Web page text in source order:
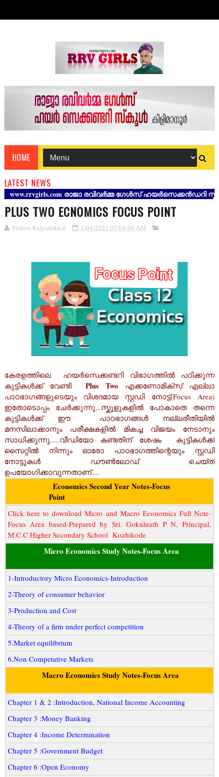
HOME
LATEST NEWS
രാജാ രവിവർമ്മ ഗേൾസ് ഹയർസെക്കൻഡറി
PLUS TWO ECNOMICS FOCUS POINT
Vishnu Kalpadakkal 1/04/2021 07:04:00 AM
കേരളത്തിലെ ഹയർസെക്കണ്ടറി വിഭാഗത്തിൽ പഠിക്കുന്ന
കുട്ടികൾക്ക് വേണ്ടി Plus Two എക്കണോമിക്‌സ് എല്ലാ
പാഠഭാഗങ്ങളുടെയും വിശദമായ സ്റ്റഡി നോട്ട്(Focus Area)
ഇതോടൊപ്പം ചേർക്കുന്നു...സ്കൂളുകളിൽ പോകാതെ തന്നെ
കുട്ടികൾക്ക് ഈ പാഠഭാഗങ്ങൾ നല്ലരീതിയിൽ
മനസിലാക്കാനും പരീക്ഷകളിൽ മികച്ച വിജയം നേടാനും
സാധിക്കുന്നു.....വീഡിയോ കണ്ടതിന് ശേഷം കുട്ടികൾക്ക്
സൈറ്റിൽ നിന്നും ഓരോ പാഠഭാഗത്തിന്റെയും സ്റ്റഡി
നോട്ടുകൾ ഡൗൺലോഡ് ചെയ്ത്
ഉപയോഗിക്കാവുന്നതാണ്....
Economics Second Year Notes-Focus
Point
Click here to download Micro and Macro Economics Full Note-
Focus Area based-Prepared by Sri. Gokulnath P N, Principal,
M.C.C Higher Secondary School Kozhikode
Micro Economics Study Notes-Focus Area
1-Introductory Micro Economics-Introduction
2-Theory of consumer behavior
3-Production and Cost
4-Theory of a firm under perfect competition
5.Market equilibrium
6.Non Competative Markets
Macro Economics Study Notes-Focus Area
Chapter 1 & 2 :Introduction, National Income Accounting
Chapter 3 :Money Banking
Chapter 4 :Income Determination
Chapter 5 :Government Budget
Chapter 6 :Open Economy